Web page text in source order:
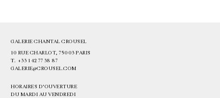
GALERIE CHANTAL CROUSEL
10 RUE CHARLOT, 75003 PARIS
T. +33 1 42 77 38 87
GALERIE@CROUSEL.COM
HORAIRES D'OUVERTURE
DU MARDI AU VENDREDI